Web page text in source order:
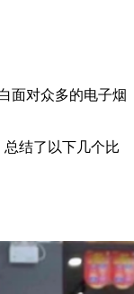
面对众多的电子烟
结了以下几个比